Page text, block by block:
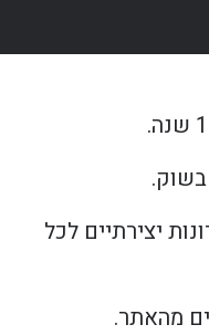
יצירתיים לכל
מהאתר.